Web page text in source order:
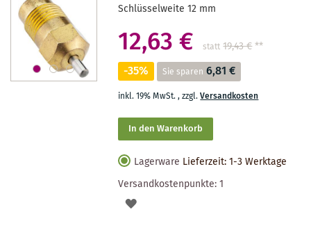
Schlüsselweite 12 mm
12,63 € statt 19,43 €**
-35% Sie sparen 6,81 €
inkl. 19% MwSt.,zzgl.Versandkosten
In den Warenkorb
Lagerware Lieferzeit: 1-3 Werktage
Versandkostenpunkte:1
AUF